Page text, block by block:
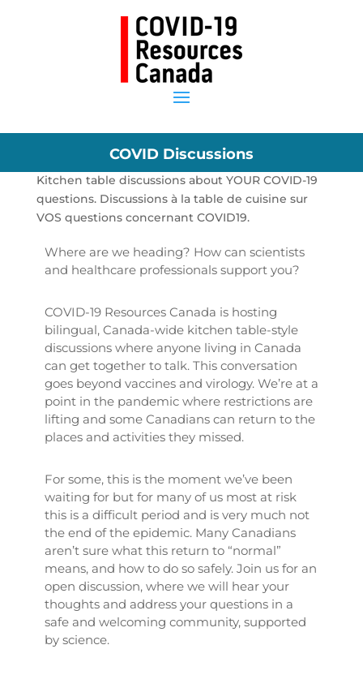
COVID Discussions
Kitchen table discussions about YOUR COVID-19
questions. Discussions à la table de cuisine sur
VOS questions concernant COVID19.
Where are we heading? How can scientists
and healthcare professionals support you?
COVID-19 Resources Canada is hosting
bilingual, Canada-wide kitchen table-style
discussions where anyone living in Canada
can get together to talk. This conversation
goes beyond vaccines and virology. We’re at a
point in the pandemic where restrictions are
lifting and some Canadians can return to the
places and activities they missed.
For some, this is the moment we’ve been
waiting for but for many of us most at risk
this is a difficult period and is very much not
the end of the epidemic. Many Canadians
aren’t sure what this return to “normal”
means, and how to do so safely. Join us for an
open discussion, where we will hear your
thoughts and address your questions in a
safe and welcoming community, supported
by science.